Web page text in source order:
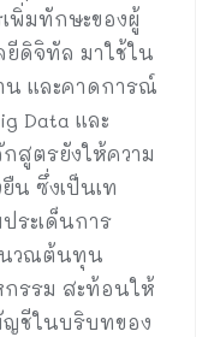
พิ่มทักษะของผู้
ยีดิจิทัล มาใช้ใน
น และคาดการณ์
Data และ
สูตรยังให้ความ
น ซึ่งเป็นเท
ระเด็นการ
นวณต้นทุน
รรม สะท้อนให้
ญชีในบริบทของ